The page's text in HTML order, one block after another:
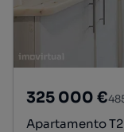
325 000 €
Apartamento